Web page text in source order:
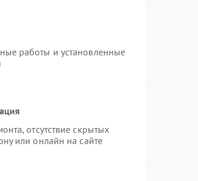
работы и установленные
отсутствие скрытых
или онлайн на сайте